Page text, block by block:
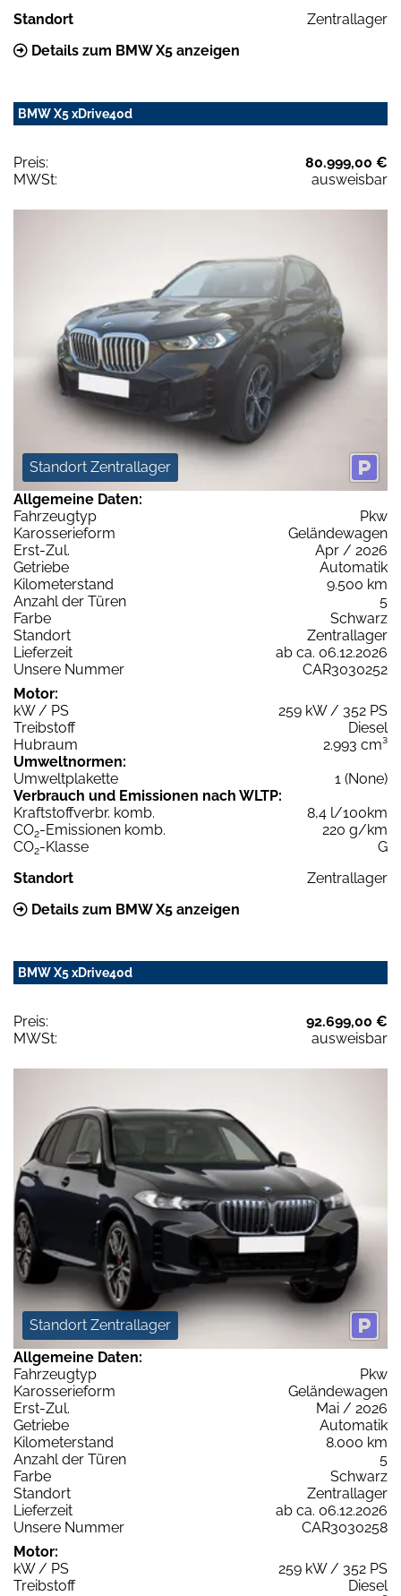
Standort
Zentrallager
Details zum BMW X5 anzeigen
BMW X5 xDrive40d
Preis:
80.999,00 €
MWSt:
ausweisbar
Standort Zentrallager
Allgemeine Daten:
Fahrzeugtyp
Pkw
Karosserieform
Geländewagen
Erst-Zul.
Apr / 2026
Getriebe
Automatik
Kilometerstand
9.500 km
Anzahl der Türen
5
Farbe
Schwarz
Standort
Zentrallager
Lieferzeit
ab ca. 06.12.2026
Unsere Nummer
CAR3030252
Motor:
kW / PS
259 kW / 352 PS
Treibstoff
Diesel
Hubraum
2.993 cm³
Umweltnormen:
Umweltplakette
1 (None)
Verbrauch und Emissionen nach WLTP:
Kraftstoffverbr. komb.
8,4 l/100km
CO2-Emissionen komb.
220 g/km
CO2-Klasse
G
Standort
Zentrallager
Details zum BMW X5 anzeigen
BMW X5 xDrive40d
Preis:
92.699,00 €
MWSt:
ausweisbar
Standort Zentrallager
Allgemeine Daten:
Fahrzeugtyp
Pkw
Karosserieform
Geländewagen
Erst-Zul.
Mai / 2026
Getriebe
Automatik
Kilometerstand
8.000 km
Anzahl der Türen
5
Farbe
Schwarz
Standort
Zentrallager
Lieferzeit
ab ca. 06.12.2026
Unsere Nummer
CAR3030258
Motor:
kW / PS
259 kW / 352 PS
Treibstoff
Diesel